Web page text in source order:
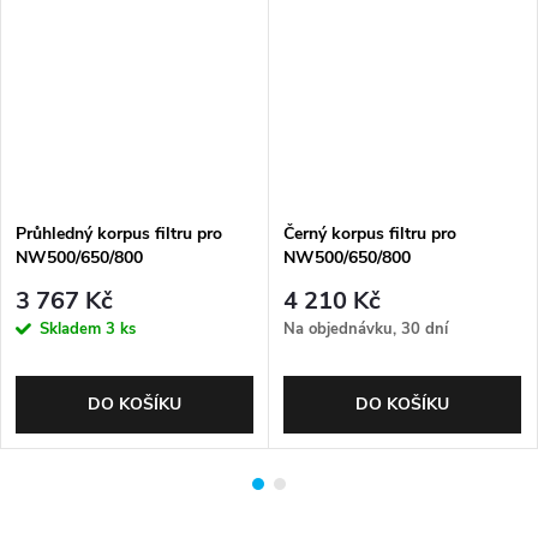
Průhledný korpus filtru pro
NW500/650/800
3 767 Kč
Skladem 3 ks
DO KOŠÍKU
Černý korpus filtru pro
NW500/650/800
4 210 Kč
Na objednávku, 30 dní
DO KOŠÍKU